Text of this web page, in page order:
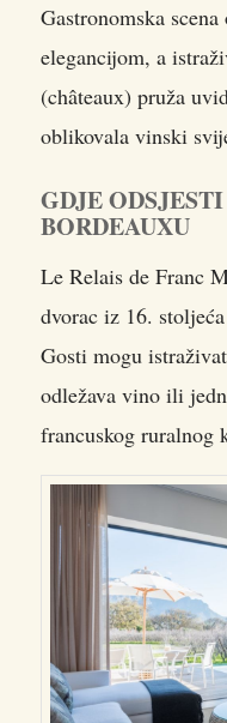
Gastronomska
elegancijom, a
(châteaux) pruža
oblikovala vinski
GDJE
BORDEAUXU
Le Relais de Franc
dvorac iz 16.
Gosti mogu
odležava vino ili
francuskog ruralnog